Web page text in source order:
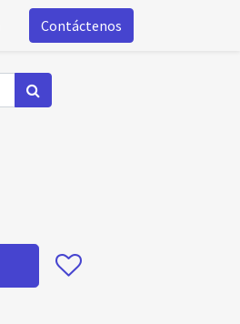
Contáctenos